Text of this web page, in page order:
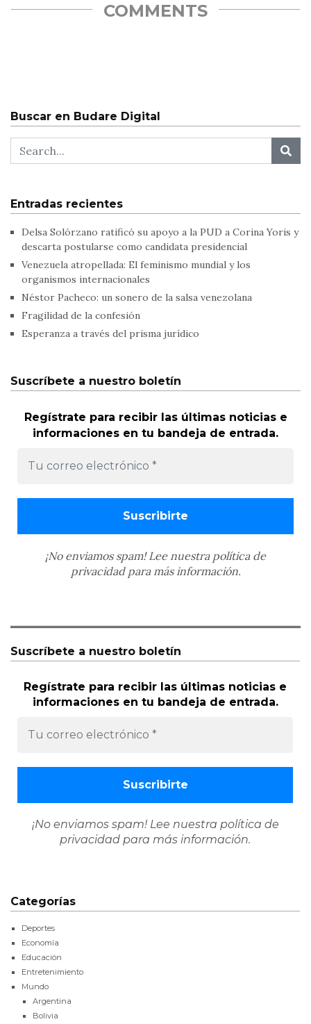
COMMENTS
Buscar en Budare Digital
Entradas recientes
Delsa Solórzano ratificó su apoyo a la PUD a Corina Yoris y
descarta postularse como candidata presidencial
Venezuela atropellada: El feminismo mundial y los
organismos internacionales
Néstor Pacheco: un sonero de la salsa venezolana
Fragilidad de la confesión
Esperanza a través del prisma jurídico
Suscríbete a nuestro boletín
Regístrate para recibir las últimas noticias e
informaciones en tu bandeja de entrada.
¡No enviamos spam! Lee nuestra política de
privacidadpara más información.
Suscríbete a nuestro boletín
Regístrate para recibir las últimas noticias e
informaciones en tu bandeja de entrada.
¡No enviamos spam! Lee nuestra política de
privacidad para más información.
Categorías
Deportes
Economía
Educación
Entretenimiento
Mundo
Argentina
Bolivia